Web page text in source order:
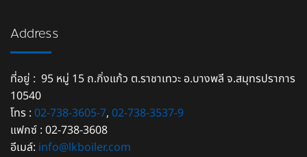
Address
ที่อยู่ : 95 หมู่ 15 ถ.กิ่งแก้ว ต.ราชาเทวะ อ.บางพลี จ.สมุทรปราการ
10540
โทร : 02-738-3605-7, 02-738-3537-9
แฟกซ์ : 02-738-3608
อีเมล์: info@lkboiler.com